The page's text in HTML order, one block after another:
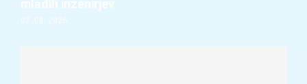
mladih inženirjev
07. 08. 2026